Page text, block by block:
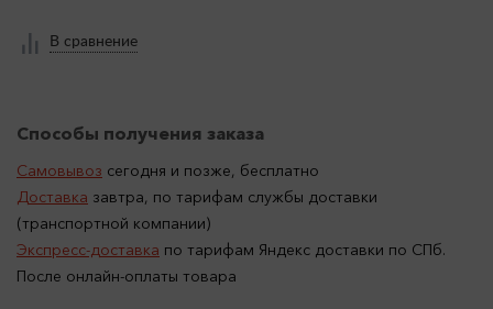
В сравнение
Способы получения заказа
Самовывоз сегодня и позже, бесплатно
Доставка завтра, по тарифам службы доставки
(транспортной компании)
Экспресс-доставка по тарифам Яндекс доставки по СПб.
После онлайн-оплаты товара